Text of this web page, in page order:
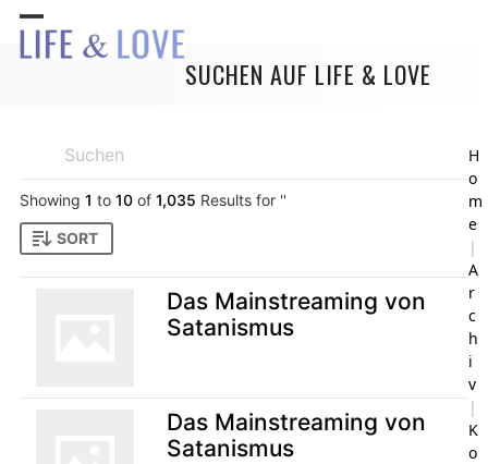
Skip
Open
Close
SUCHEN AUF LIFE & LOVE
Showing 1 to 10of 1,035 Results for ''
SORT
Das Mainstreaming von
Satanismus
Das Mainstreaming von
Satanismus
H
o
m
e
|
A
r
c
h
i
v
|
K
o